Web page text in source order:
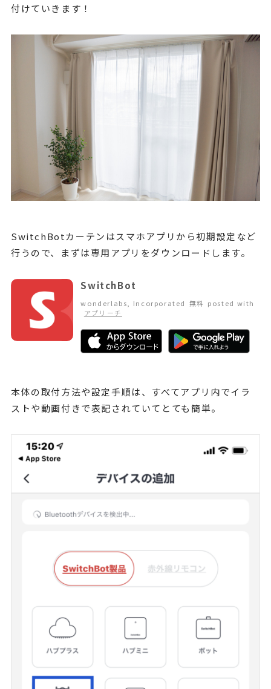
付けていきます！
SwitchBotカーテンはスマホアプリから初期設定など
行うので、まずは専用アプリをダウンロードします。
SwitchBot
wonderlabs, Incorporated 無料 posted with
アプリーチ
本体の取付方法や設定手順は、すべてアプリ内でイラ
ストや動画付きで表記されていてとても簡単。